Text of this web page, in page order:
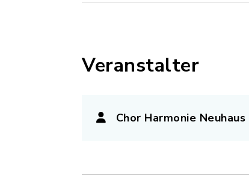
Veranstalter
Chor Harmonie Neuhaus